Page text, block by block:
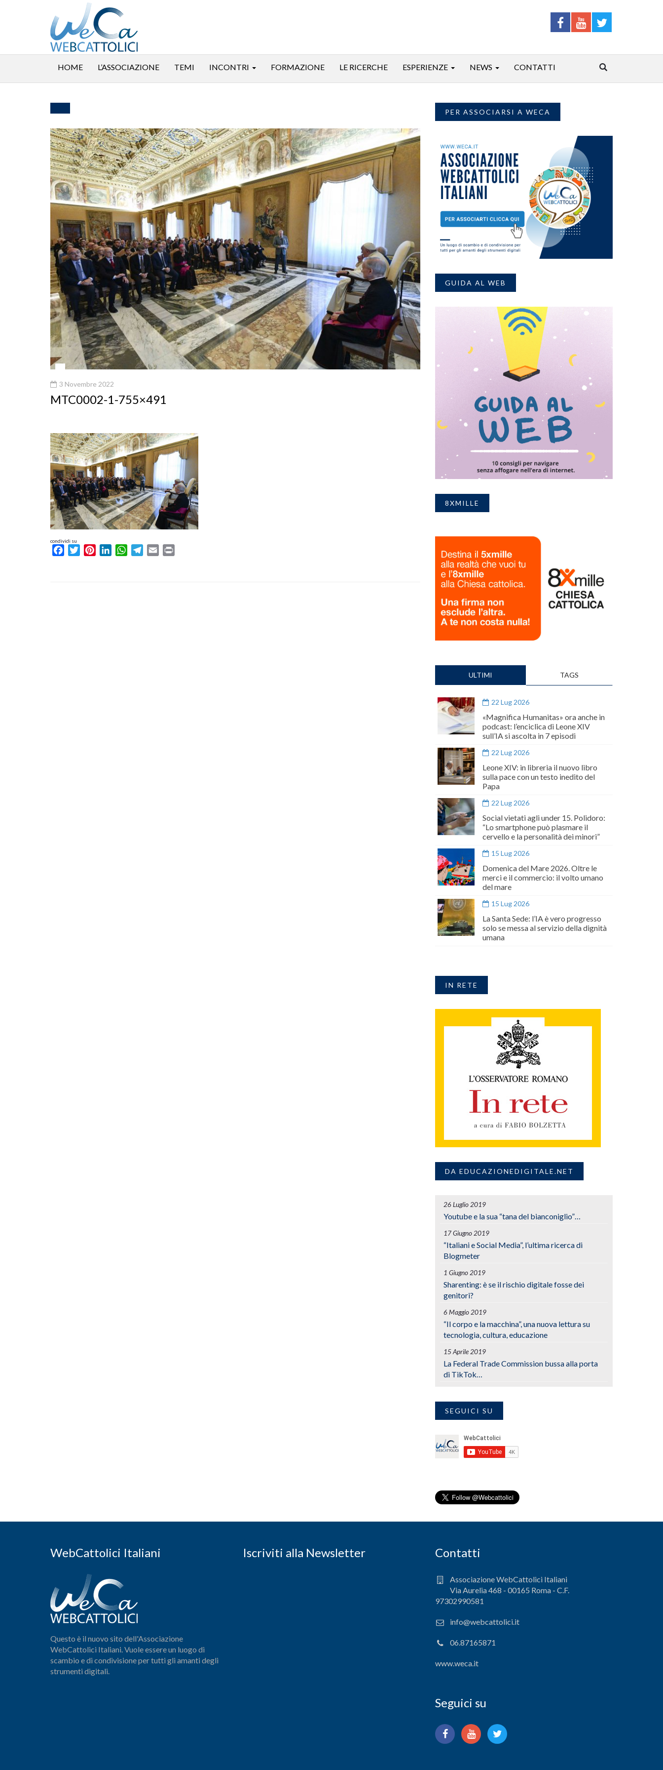
HOME L’ASSOCIAZIONE TEMI INCONTRI FORMAZIONE LE RICERCHE ESPERIENZE NEWS CONTATTI
3 Novembre 2022
MTC0002-1-755×491
condividi su
FacebookTwitterPinterestLinkedInWhatsAppTelegram
Email
PER ASSOCIARSI A WECA
GUIDA AL WEB
8XMILLE
ULTIMI TAGS
22 Lug 2026
«Magnifica Humanitas» ora anche in
podcast: l’enciclica di Leone XIV
sull’IA si ascolta in 7 episodi
22 Lug 2026
Leone XIV: in libreria il nuovo libro
sulla pace con un testo inedito del
Papa
22 Lug 2026
Social vietati agli under 15. Polidoro:
“Lo smartphone può plasmare il
cervello e la personalità dei minori”
15 Lug 2026
Domenica del Mare 2026. Oltre le
merci e il commercio: il volto umano
del mare
15 Lug 2026
La Santa Sede: l’IA è vero progresso
solo se messa al servizio della dignità
umana
IN RETE
DA EDUCAZIONEDIGITALE.NET
26 Luglio 2019
Youtube e la sua “tana del bianconiglio”…
17 Giugno 2019
“Italiani e Social Media”, l’ultima ricerca di
Blogmeter
1 Giugno 2019
Sharenting: è se il rischio digitale fosse dei
genitori?
6 Maggio 2019
“Il corpo e la macchina”, una nuova lettura su
tecnologia, cultura, educazione
15 Aprile 2019
La Federal Trade Commission bussa alla porta
di TikTok…
SEGUICI SU
WebCattolici Italiani
Questo è il nuovo sito dell'Associazione
WebCattolici Italiani. Vuole essere un luogo di
scambio e di condivisione per tutti gli amanti degli
strumenti digitali.
Iscriviti alla Newsletter Contatti
Associazione WebCattolici Italiani
Via Aurelia 468 - 00165 Roma - C.F.
97302990581
info@webcattolici.it
06.87165871
www.weca.it
Seguici su